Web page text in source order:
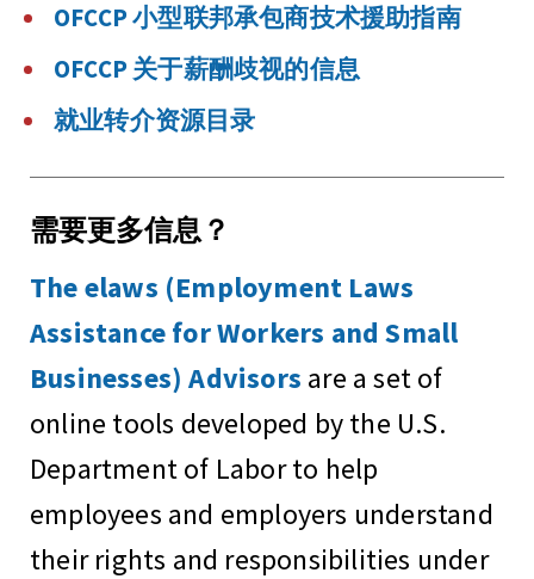
OFCCP 小型联邦承包商技术援助指南
OFCCP 关于薪酬歧视的信息
就业转介资源目录
需要更多信息？
The elaws (Employment Laws
Assistance for Workers and Small
Businesses) Advisors are a set of
online tools developed by the U.S.
Department of Labor to help
employees and employers understand
their rights and responsibilities under